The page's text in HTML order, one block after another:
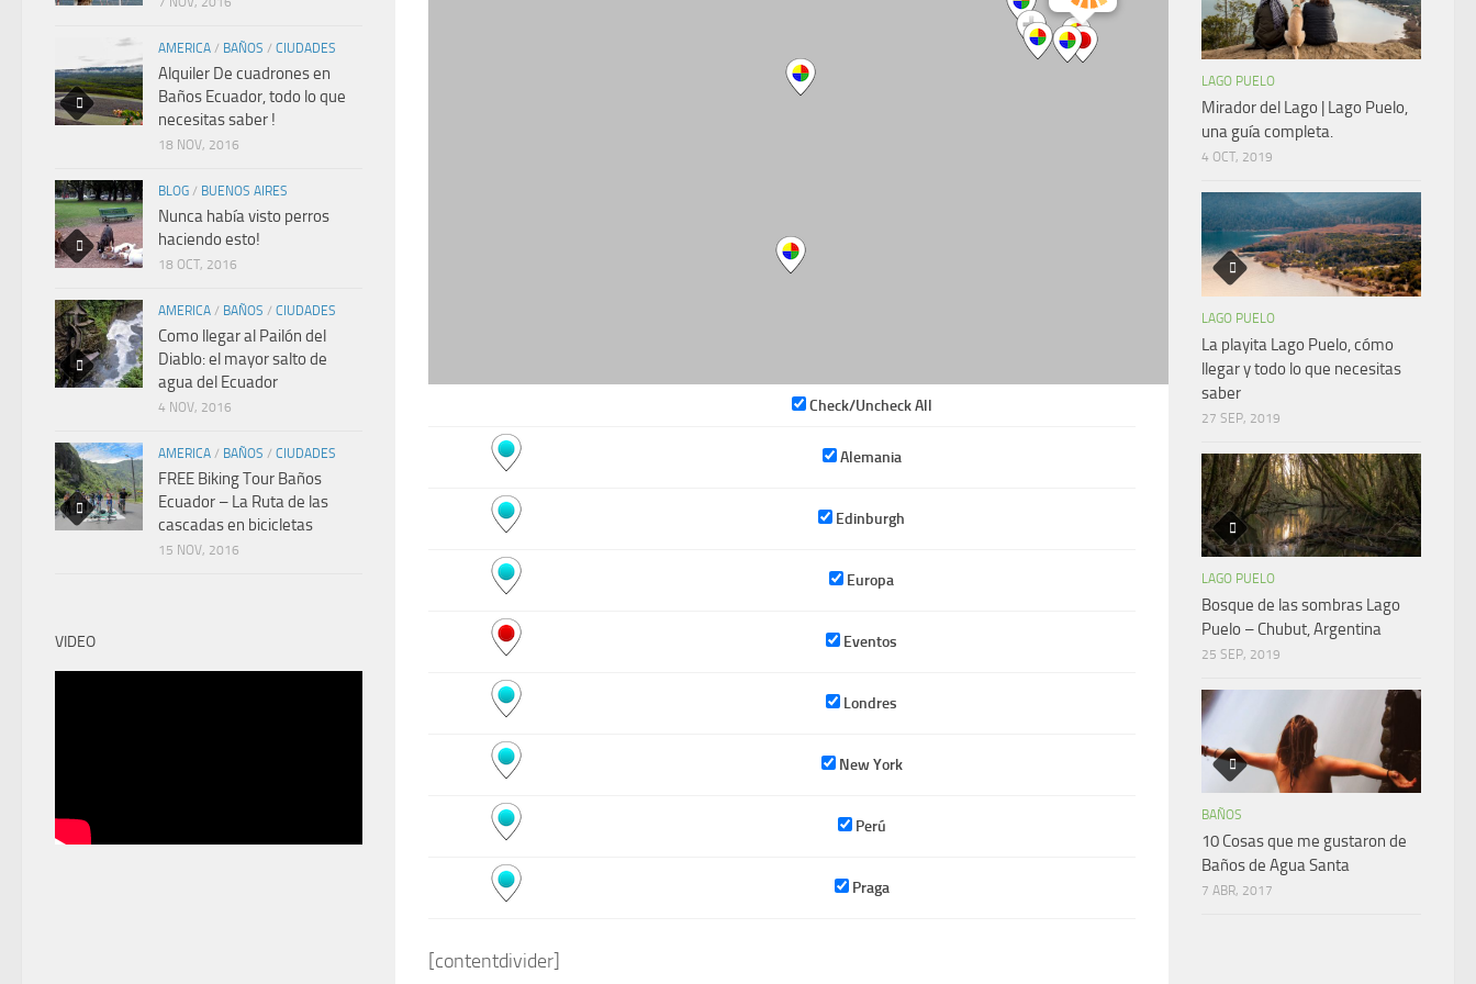
Check/Uncheck All
Alemania
Edinburgh
Europa
Eventos
Londres
New York
Perú
Praga
[contentdivider]
AMERICA / BAÑOS / CIUDADES
Alquiler De cuadrones en
Baños Ecuador, todo lo que
necesitas saber !
18 NOV, 2016
BLOG / BUENOS AIRES
Nunca había visto perros
haciendo esto!
18 OCT, 2016
AMERICA / BAÑOS / CIUDADES
Como llegar al Pailón del
Diablo: el mayor salto de
agua del Ecuador
4 NOV, 2016
AMERICA / BAÑOS / CIUDADES
FREE Biking Tour Baños
Ecuador – La Ruta de las
cascadas en bicicletas
15 NOV, 2016
VIDEO
LAGO PUELO
Mirador del Lago | Lago Puelo,
una guía completa.
4 OCT, 2019
LAGO PUELO
La playita Lago Puelo, cómo
llegar y todo lo que necesitas
saber
27 SEP, 2019
LAGO PUELO
Bosque de las sombras Lago
Puelo – Chubut, Argentina
25 SEP, 2019
BAÑOS
10 Cosas que me gustaron de
Baños de Agua Santa
7 ABR, 2017